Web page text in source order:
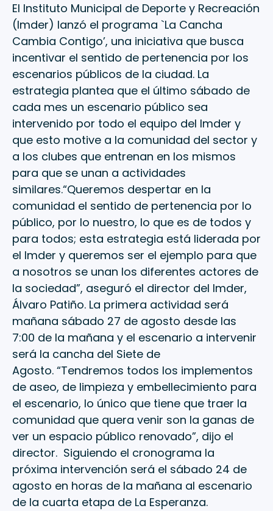
El Instituto Municipal de Deporte y Recreación
(Imder) lanzó el programa `La Cancha
Cambia Contigo’, una iniciativa que busca
incentivar el sentido de pertenencia por los
escenarios públicos de la ciudad. La
estrategia plantea que el último sábado de
cada mes un escenario público sea
intervenido por todo el equipo del Imder y
que esto motive a la comunidad del sector y
a los clubes que entrenan en los mismos
para que se unan a actividades
similares.“Queremos despertar en la
comunidad el sentido de pertenencia por lo
público, por lo nuestro, lo que es de todos y
para todos; esta estrategia está liderada por
el Imder y queremos ser el ejemplo para que
a nosotros se unan los diferentes actores de
la sociedad”, aseguró el director del Imder,
Álvaro Patiño. La primera actividad será
mañana sábado 27 de agosto desde las
7:00 de la mañana y el escenario a intervenir
será la cancha del Siete de
Agosto. “Tendremos todos los implementos
de aseo, de limpieza y embellecimiento para
el escenario, lo único que tiene que traer la
comunidad que quera venir son la ganas de
ver un espacio público renovado”, dijo el
director. Siguiendo el cronograma la
próxima intervención será el sábado 24 de
agosto en horas de la mañana al escenario
de la cuarta etapa de La Esperanza.